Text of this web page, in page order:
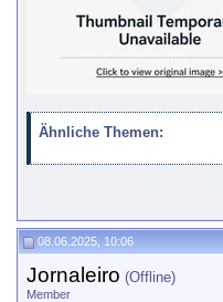
Ähnliche Themen:
08.06.2025, 10:06
Jornaleiro (Offline)
Member